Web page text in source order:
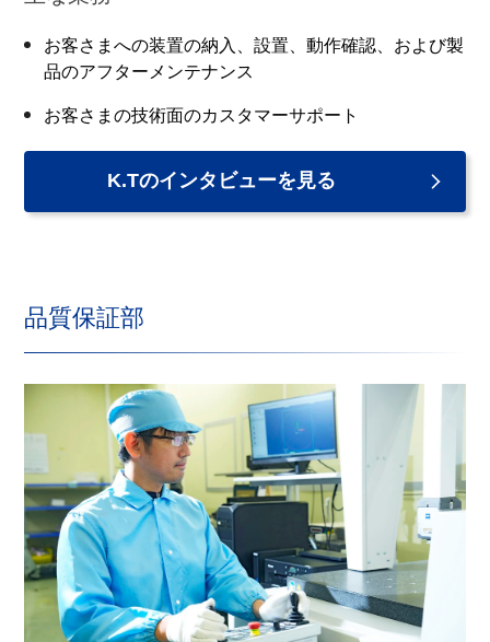
お客さまへの装置の納入、設置、動作確認、および製
品のアフターメンテナンス
お客さまの技術面のカスタマーサポート
K.Tのインタビューを見る
品質保証部